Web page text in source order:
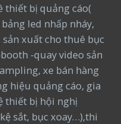
thiết bị quảng cáo(
led nhấp nháy,
xuất cho thuê bục
-quay video sản
xe bán hàng
hiệu quảng cáo, gia
thiết bị hội nghị
sắt, bục xoay…),thi